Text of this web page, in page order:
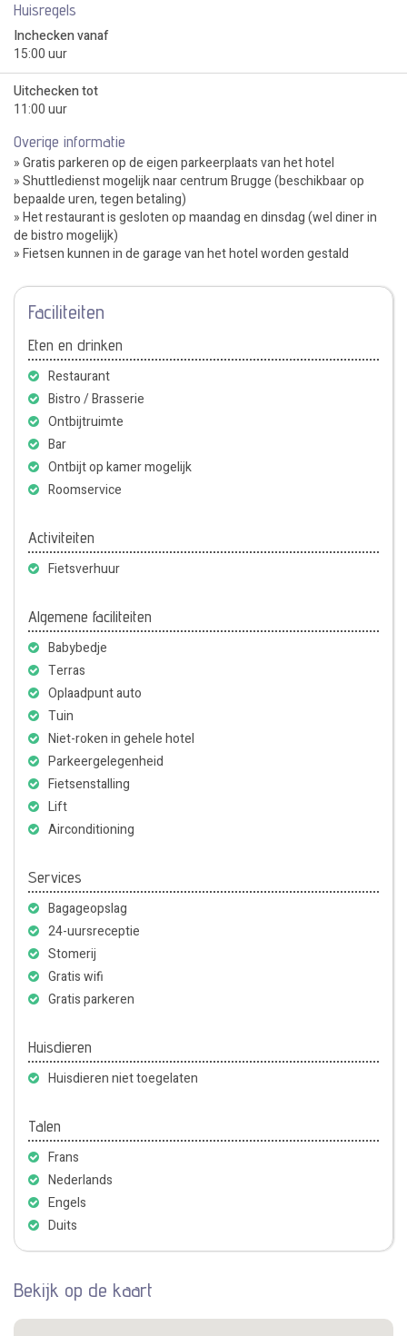
Huisregels
Inchecken vanaf
15:00 uur
Uitchecken tot
11:00 uur
Overige informatie
» Gratis parkeren op de eigen parkeerplaats van het hotel
» Shuttledienst mogelijk naar centrum Brugge (beschikbaar op
bepaalde uren, tegen betaling)
» Het restaurant is gesloten op maandag en dinsdag (wel diner in
de bistro mogelijk)
» Fietsen kunnen in de garage van het hotel worden gestald
Faciliteiten
Eten en drinken
Restaurant
Bistro / Brasserie
Ontbijtruimte
Bar
Ontbijt op kamer mogelijk
Roomservice
Activiteiten
Fietsverhuur
Algemene faciliteiten
Babybedje
Terras
Oplaadpunt auto
Tuin
Niet-roken in gehele hotel
Parkeergelegenheid
Fietsenstalling
Lift
Airconditioning
Services
Bagageopslag
24-uursreceptie
Stomerij
Gratis wifi
Gratis parkeren
Huisdieren
Huisdieren niet toegelaten
Talen
Frans
Nederlands
Engels
Duits
Bekijk op de kaart